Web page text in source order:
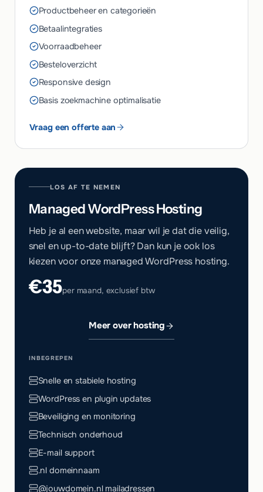
Productbeheer en categorieën
Betaalintegraties
Voorraadbeheer
Besteloverzicht
Responsive design
Basis zoekmachine optimalisatie
Vraag een offerte aan
LOS AF TE NEMEN
Managed WordPress Hosting
Heb je al een website, maar wil je dat die veilig,
snel en up-to-date blijft? Dan kun je ook los
kiezen voor onze managed WordPress hosting.
€35per maand, exclusief btw
Meer over hosting
INBEGREPEN
Snelle en stabiele hosting
WordPress en plugin updates
Beveiliging en monitoring
Technisch onderhoud
E-mail support
.nl domeinnaam
@jouwdomein.nl mailadressen